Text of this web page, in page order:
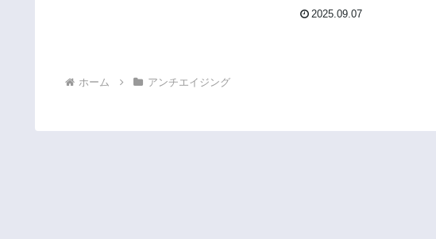
2025.09.07
ホーム アンチエイジング